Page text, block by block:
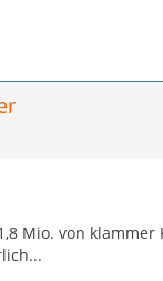
Mio. von klammer